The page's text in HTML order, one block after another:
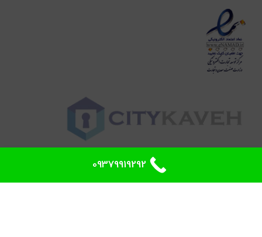
طراحی سایت توسط وبکولند
علاقه مندی
09379919292